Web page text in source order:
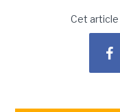
Cet article